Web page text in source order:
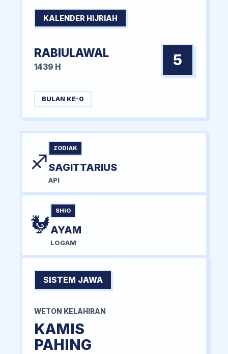
KALENDER HIJRIAH
RABIULAWAL
1439 H 5
BULAN KE-0
♐
ZODIAK
SAGITTARIUS
API
🐓
SHIO
AYAM
LOGAM
SISTEM JAWA
WETON KELAHIRAN
KAMIS
PAHING